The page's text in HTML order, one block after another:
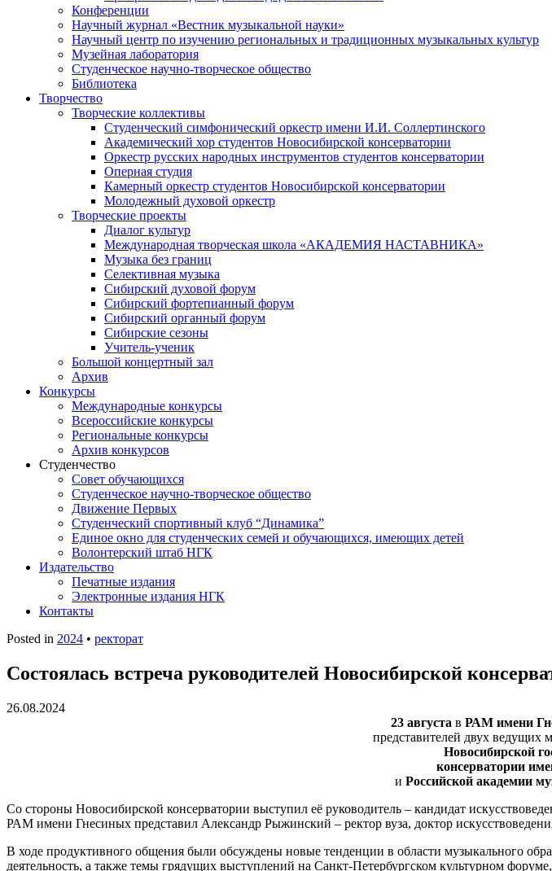
Конференции
Научный журнал «Вестник музыкальной науки»
Научный центр по изучению региональных и традиционных музыкальных культур
Музейная лаборатория
Студенческое научно-творческое общество
Библиотека
Творчество
Творческие коллективы
Студенческий симфонический оркестр имени И.И. Соллертинского
Академический хор студентов Новосибирской консерватории
Оркестр русских народных инструментов студентов консерватории
Оперная студия
Камерный оркестр студентов Новосибирской консерватории
Молодежный духовой оркестр
Творческие проекты
Диалог культур
Международная творческая школа «АКАДЕМИЯ НАСТАВНИКА»
Музыка без границ
Селективная музыка
Сибирский духовой форум
Сибирский фортепианный форум
Сибирский органный форум
Сибирские сезоны
Учитель-ученик
Большой концертный зал
Архив
Конкурсы
Международные конкурсы
Всероссийские конкурсы
Региональные конкурсы
Архив конкурсов
Студенчество
Совет обучающихся
Студенческое научно-творческое общество
Движение Первых
Студенческий спортивный клуб “Динамика”
Единое окно для студенческих семей и обучающихся, имеющих детей
Волонтерский штаб НГК
Издательство
Печатные издания
Электронные издания НГК
Контакты
Posted in 2024 • ректорат
Состоялась встреча руководителей Новосибирской
26.08.2024
23 августа в РАМ имени
представителей двух ведущих
Новосибирской
консерватории
и Российской академии
Со стороны Новосибирской консерватории выступил её руководитель – кандидат
РАМ имени Гнесиных представил Александр Рыжинский – ректор вуза, доктор
В ходе продуктивного общения были обсуждены новые тенденции в области музыкального
деятельность, а также темы грядущих выступлений на Санкт-Петербургском культурном